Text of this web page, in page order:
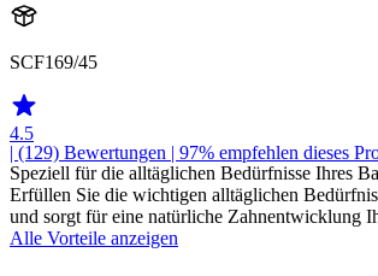
SCF169/45
4.5
| (129) Bewertungen | 97% empfehlen dieses
Speziell für die alltäglichen Bedürfnisse Ihres
Erfüllen Sie die wichtigen alltäglichen
und sorgt für eine natürliche Zahnentwicklung
Alle Vorteile anzeigen